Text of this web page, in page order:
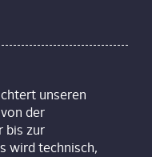
unseren
der
bis zur
wird technisch,